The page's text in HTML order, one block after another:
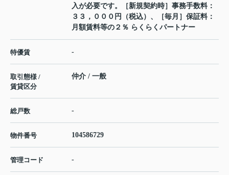
入が必要です。［新規契約時］事務手数料：
３３，０００円（税込）、［毎月］保証料：
月額賃料等の２％ らくらくパートナー
特優賃 -
取引態様 /
賃貸区分
仲介 / 一般
総戸数 -
物件番号 104586729
管理コード -